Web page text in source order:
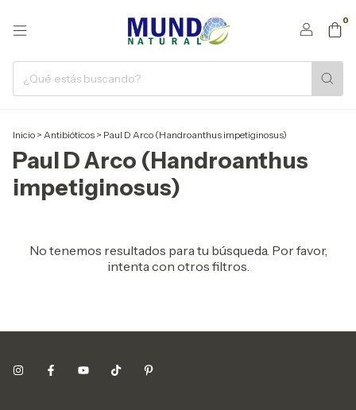
0
Inicio > Antibióticos > Paul D Arco (Handroanthus impetiginosus)
Paul D Arco (Handroanthus
impetiginosus)
No tenemos resultados para tu búsqueda. Por favor,
intenta con otros filtros.